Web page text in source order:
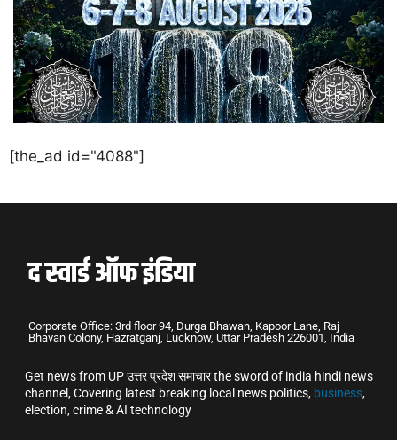
[the_ad id="4088"]
Corporate Office: 3rd floor 94, Durga Bhawan, Kapoor Lane, Raj
Bhavan Colony, Hazratganj, Lucknow, Uttar Pradesh 226001, India
Get news from UP उत्तर प्रदेश समाचार the sword of india hindi news
channel, Covering latest breaking local news politics, business,
election, crime & AI technology